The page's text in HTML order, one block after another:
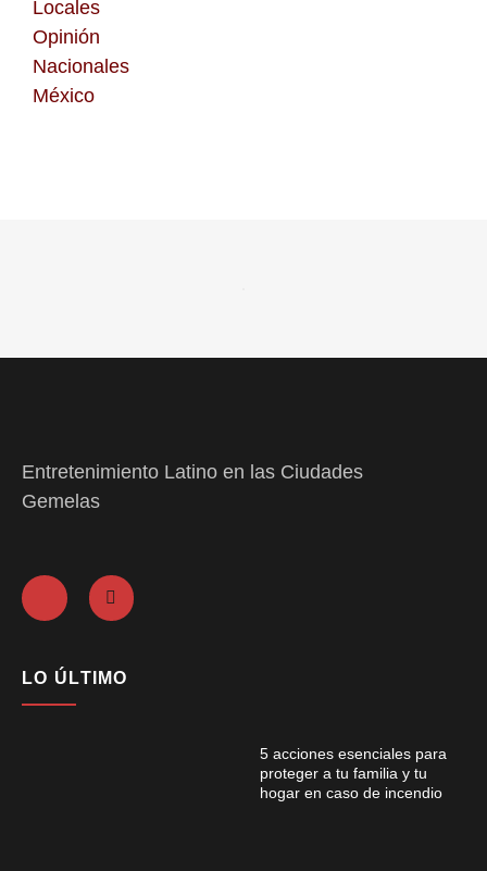
Locales
Opinión
Nacionales
México
Entretenimiento Latino en las Ciudades
Gemelas
LO ÚLTIMO
5 acciones esenciales para
proteger a tu familia y tu
hogar en caso de incendio